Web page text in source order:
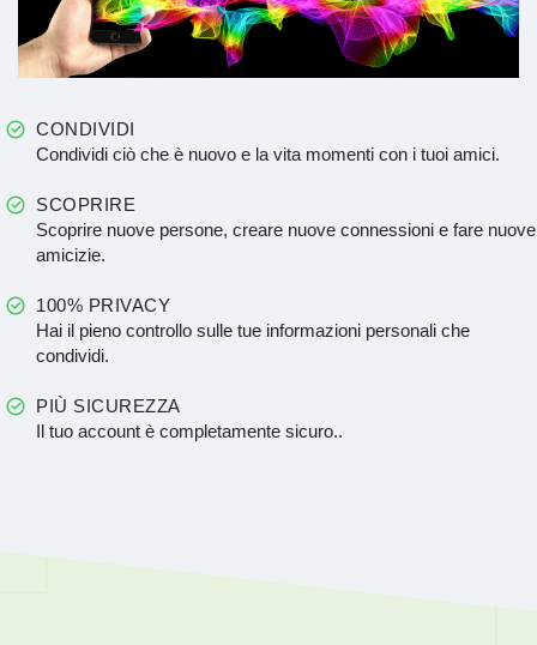
CONDIVIDI
Condividi ciò che è nuovo e la vita momenti con i tuoi amici.
SCOPRIRE
Scoprire nuove persone, creare nuove connessioni e fare nuove
amicizie.
100% PRIVACY
Hai il pieno controllo sulle tue informazioni personali che
condividi.
PIÙ SICUREZZA
Il tuo account è completamente sicuro..